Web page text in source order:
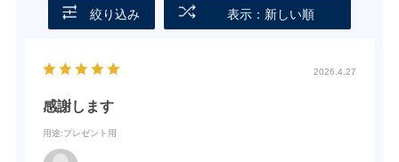
絞り込み 表示：新しい順
2026.4.27
感謝します
用途:プレゼント用